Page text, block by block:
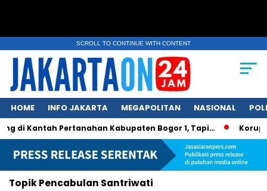
SCROLL TO CONTINUE WITH CONTENT
HOME INFO JAKARTA MEGAPOLITAN NASIONAL
di Kantah Pertanahan Kabupaten Bogor 1, Tapi…
TopikPencabulan Santriwati